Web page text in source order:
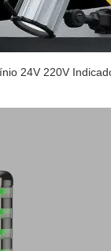
24V 220V